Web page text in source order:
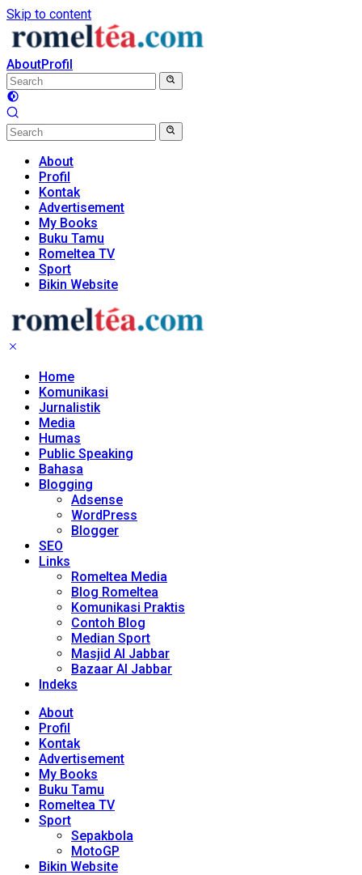
Skip to content
AboutProfil
About
Profil
Kontak
Advertisement
My Books
Buku Tamu
Romeltea TV
Sport
Bikin Website
Home
Komunikasi
Jurnalistik
Media
Humas
Public Speaking
Bahasa
Blogging
Adsense
WordPress
Blogger
SEO
Links
Romeltea Media
Blog Romeltea
Komunikasi Praktis
Contoh Blog
Median Sport
Masjid Al Jabbar
Bazaar Al Jabbar
Indeks
About
Profil
Kontak
Advertisement
My Books
Buku Tamu
Romeltea TV
Sport
Sepakbola
MotoGP
Bikin Website